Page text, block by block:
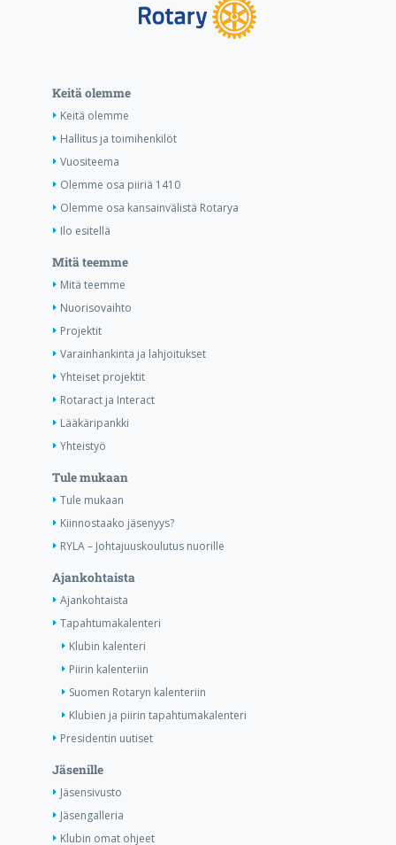
Keitä olemme
Keitä olemme
Hallitus ja toimihenkilöt
Vuositeema
Olemme osa piiriä 1410
Olemme osa kansainvälistä Rotarya
Ilo esitellä
Mitä teemme
Mitä teemme
Nuorisovaihto
Projektit
Varainhankinta ja lahjoitukset
Yhteiset projektit
Rotaract ja Interact
Lääkäripankki
Yhteistyö
Tule mukaan
Tule mukaan
Kiinnostaako jäsenyys?
RYLA – Johtajuuskoulutus nuorille
Ajankohtaista
Ajankohtaista
Tapahtumakalenteri
Klubin kalenteri
Piirin kalenteriin
Suomen Rotaryn kalenteriin
Klubien ja piirin tapahtumakalenteri
Presidentin uutiset
Jäsenille
Jäsensivusto
Jäsengalleria
Klubin omat ohjeet